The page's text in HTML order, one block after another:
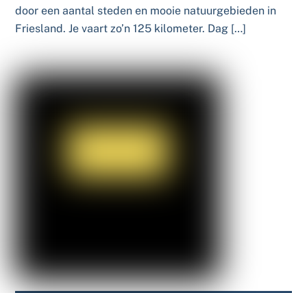
door een aantal steden en mooie natuurgebieden in
Friesland. Je vaart zo’n 125 kilometer. Dag […]